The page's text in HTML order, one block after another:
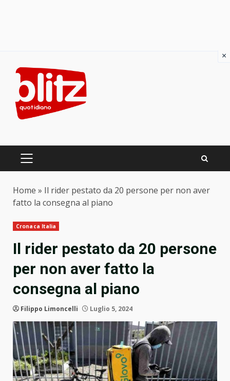
content
PRIMARY
Home » Il rider pestato da 20 persone per non aver
fatto la consegna al piano
Cronaca Italia
Il rider pestato da 20 persone
per non aver fatto la
consegna al piano
Filippo Limoncelli Luglio 5, 2024
×